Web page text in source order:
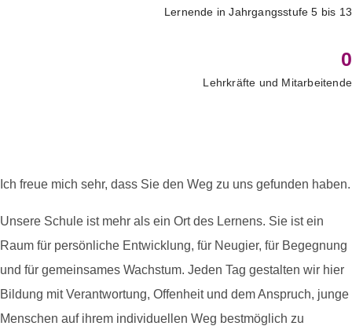
Lernende in Jahrgangsstufe 5 bis 13
0
Lehrkräfte und Mitarbeitende
Ich freue mich sehr, dass Sie den Weg zu uns gefunden haben.
Unsere Schule ist mehr als ein Ort des Lernens. Sie ist ein
Raum für persönliche Entwicklung, für Neugier, für Begegnung
und für gemeinsames Wachstum. Jeden Tag gestalten wir hier
Bildung mit Verantwortung, Offenheit und dem Anspruch, junge
Menschen auf ihrem individuellen Weg bestmöglich zu